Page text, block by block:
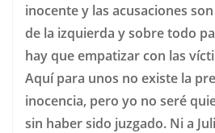
inocente y las acusaciones
de la izquierda y sobre todo
hay que empatizar con las
Aquí para unos no existe la
inocencia, pero yo no seré
sin haber sido juzgado. Ni a